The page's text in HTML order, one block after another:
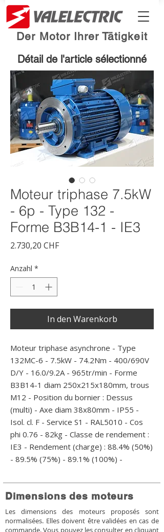
Der Motor Ihrer Tätigkeit
Détail de l'article sélectionné
Moteur triphase 7.5kW
- 6p - Type 132 -
Forme B3B14-1 - IE3
2.730,20 CHFPreis
Anzahl *
In den Warenkorb
Moteur triphase asynchrone - Type
132MC-6 - 7.5kW - 74.2Nm - 400/690V
D/Y - 16.0/9.2A - 965tr/min - Forme
B3B14-1 diam 250x215x180mm, trous
M12 - Position du bornier : Dessus
(multi) - Axe diam 38x80mm - IP55 -
Isol. cl. F - Service S1 - RAL5010 - Cos
phi 0.76 - 82kg - Classe de rendement :
IE3 - Rendement (charge) : 88.4% (50%)
- 89.5% (75%) - 89.1% (100%) -
Dimensions des moteurs
Les dimensions des moteurs proposés sont
normalisées. Elles doivent être validées en cas de
commande. Vous pouvez les consulter en cliquant